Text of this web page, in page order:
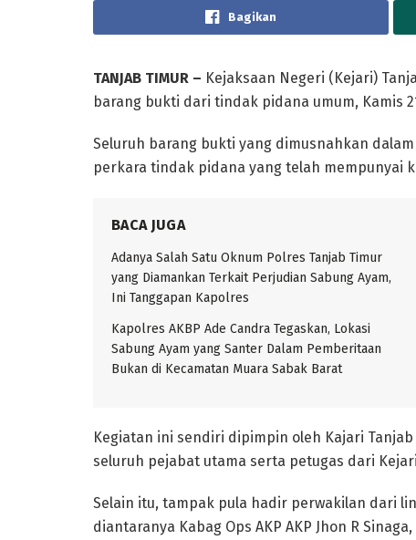
Bagikan
TANJAB TIMUR – Kejaksaan Negeri (Kejari)
barang bukti dari tindak pidana umum, Kamis
Seluruh barang bukti yang dimusnahkan
perkara tindak pidana yang telah mempunyai
BACA JUGA
Adanya Salah Satu Oknum Polres Tanjab Timur
yang Diamankan Terkait Perjudian Sabung Ayam,
Ini Tanggapan Kapolres
Kapolres AKBP Ade Candra Tegaskan, Lokasi
Sabung Ayam yang Santer Dalam Pemberitaan
Bukan di Kecamatan Muara Sabak Barat
Kegiatan ini sendiri dipimpin oleh Kajari Tanjab
seluruh pejabat utama serta petugas dari
Selain itu, tampak pula hadir perwakilan dari
diantaranya Kabag Ops AKP AKP Jhon R